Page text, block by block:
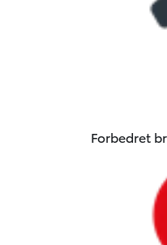
Forbedret